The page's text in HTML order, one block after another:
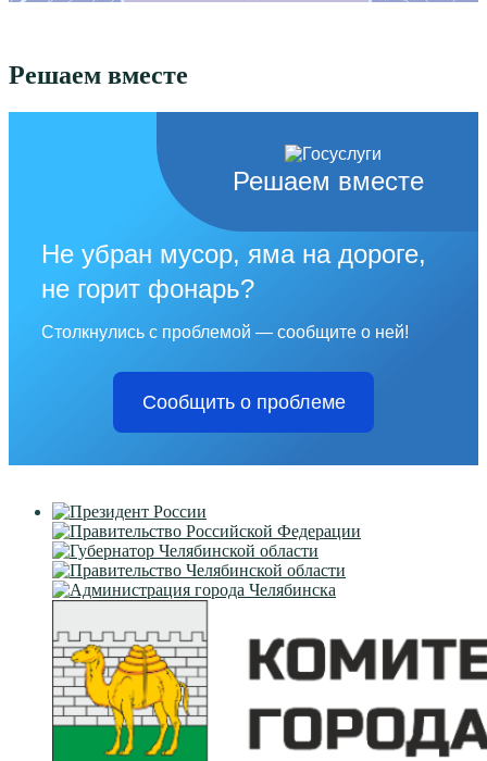
Решаем вместе
Решаем вместе
Не убран мусор, яма на дороге,
не горит фонарь?
Столкнулись с проблемой — сообщите о ней!
Сообщить о проблеме